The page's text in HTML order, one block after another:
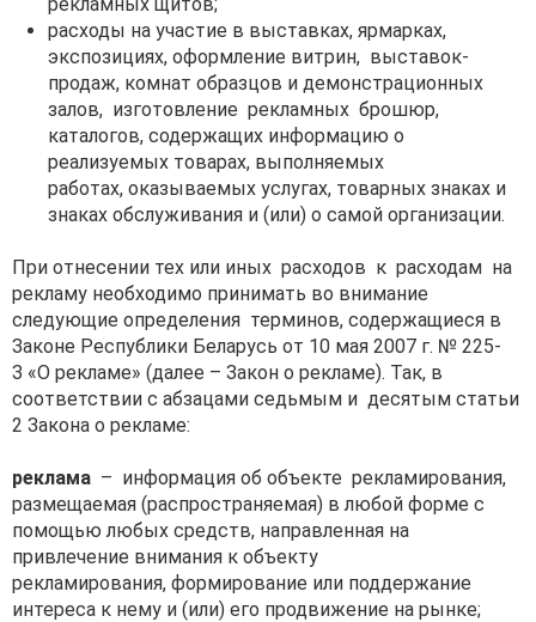
расходы на участие в выставках, ярмарках,
экспозициях, оформление витрин, выставок-
продаж, комнат образцов и демонстрационных
залов, изготовление рекламных брошюр,
каталогов, содержащих информацию о
реализуемых товарах, выполняемых
работах, оказываемых услугах, товарных знаках и
знаках обслуживания и (или) о самой организации.
При отнесении тех или иных расходов к расходам на
рекламу необходимо принимать во внимание
следующие определения терминов, содержащиеся в
Законе Республики Беларусь от 10 мая 2007 г. № 225-
З «О рекламе» (далее – Закон о рекламе). Так, в
соответствии с абзацами седьмым и десятым статьи
2 Закона о рекламе:
реклама – информация об объекте рекламирования,
размещаемая (распространяемая) в любой форме с
помощью любых средств, направленная на
привлечение внимания к объекту
рекламирования, формирование или поддержание
интереса к нему и (или) его продвижение на рынке;